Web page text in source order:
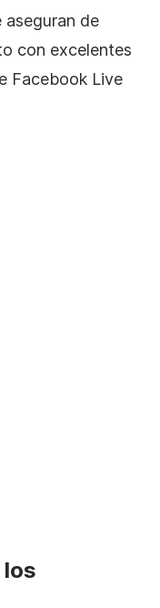
aseguran de
con excelentes
Facebook Live
los